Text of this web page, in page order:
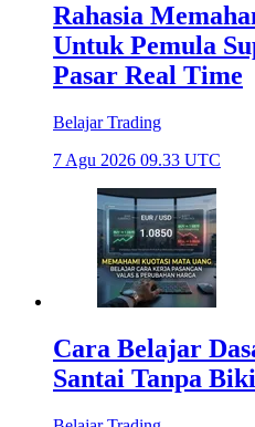
Rahasia
Untuk Pemula
Pasar Real Time
Belajar Trading
7 Agu 2026 09.33 UTC
Cara Belajar
Santai Tanpa